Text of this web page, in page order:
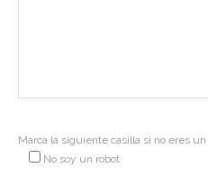
Marca la siguiente casilla si no eres
No soy un robot